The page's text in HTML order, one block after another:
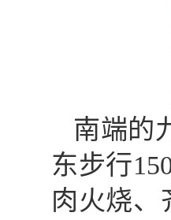
南端的
东步行
肉火烧、